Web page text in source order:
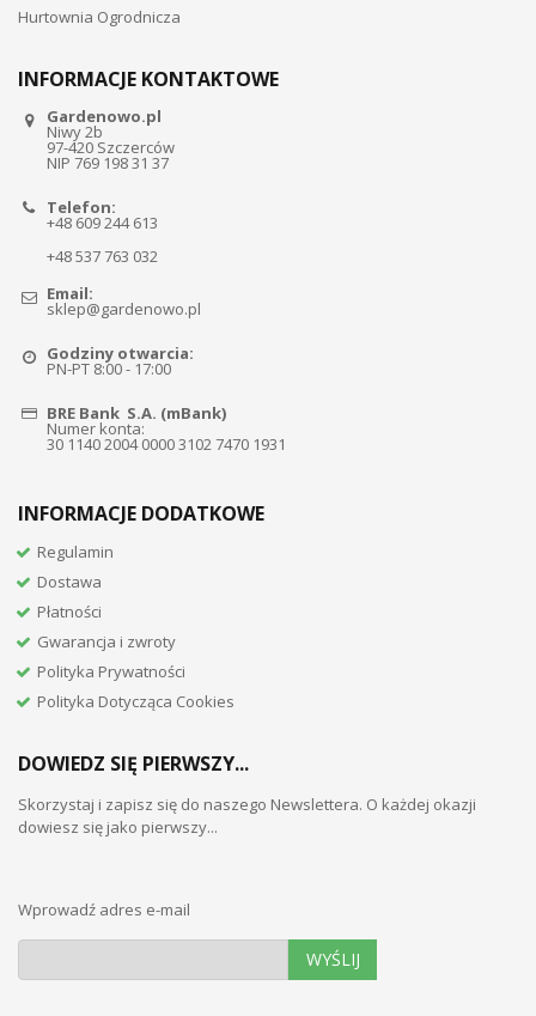
Hurtownia Ogrodnicza
INFORMACJE KONTAKTOWE
Gardenowo.pl
Niwy 2b
97-420 Szczerców
NIP 769 198 31 37
Telefon:
+48 609 244 613
+48 537 763 032
Email:
sklep@gardenowo.pl
Godziny otwarcia:
PN-PT 8:00 - 17:00
BRE Bank S.A. (mBank)
Numer konta:
30 1140 2004 0000 3102 7470 1931
INFORMACJE DODATKOWE
Regulamin
Dostawa
Płatności
Gwarancja i zwroty
Polityka Prywatności
Polityka Dotycząca Cookies
DOWIEDZ SIĘ PIERWSZY...
Skorzystaj i zapisz się do naszego Newslettera. O każdej okazji
dowiesz się jako pierwszy...
Wprowadź adres e-mail
WYŚLIJ